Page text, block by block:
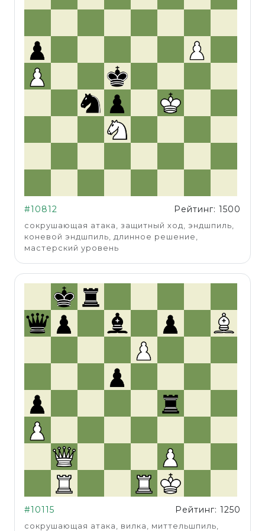
#10812 Рейтинг: 1500
сокрушающая атака, защитный ход, эндшпиль,
коневой эндшпиль, длинное решение,
мастерский уровень
#10115 Рейтинг: 1250
сокрушающая атака, вилка, миттельшпиль,